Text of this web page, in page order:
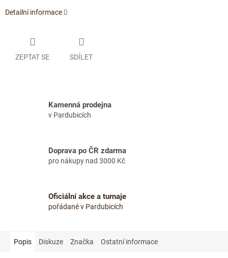
Detailní informace
ZEPTAT SE SDÍLET
Kamenná prodejna
v Pardubicích
Doprava po ČR zdarma
pro nákupy nad 3000 Kč
Oficiální akce a turnaje
pořádané v Pardubicích
Popis Diskuze Značka Ostatní informace